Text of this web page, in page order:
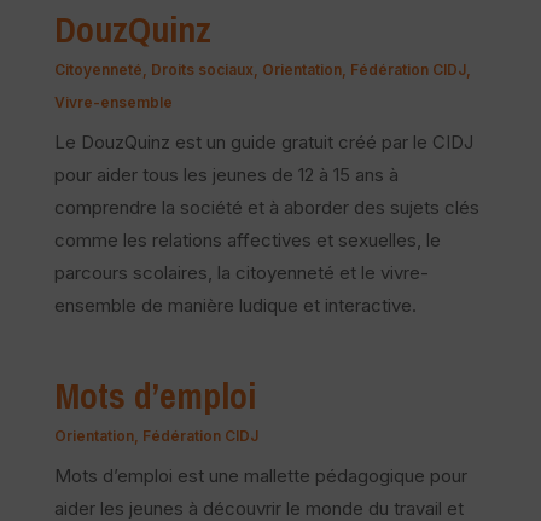
DouzQuinz
Citoyenneté, Droits sociaux, Orientation, Fédération CIDJ,
Vivre-ensemble
Le DouzQuinz est un guide gratuit créé par le CIDJ
pour aider tous les jeunes de 12 à 15 ans à
comprendre la société et à aborder des sujets clés
comme les relations affectives et sexuelles, le
parcours scolaires, la citoyenneté et le vivre-
ensemble de manière ludique et interactive.
Mots d’emploi
Orientation, Fédération CIDJ
Mots d’emploi est une mallette pédagogique pour
aider les jeunes à découvrir le monde du travail et